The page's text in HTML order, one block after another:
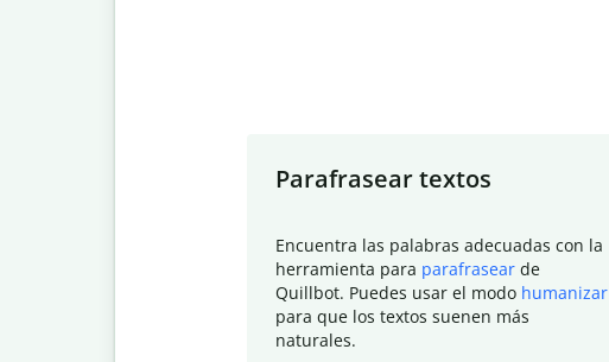
Parafrasear textos
Encuentra las palabras adecuadas con la
herramienta para parafrasear de
Quillbot. Puedes usar el modo humanizar
para que los textos suenen más
naturales.